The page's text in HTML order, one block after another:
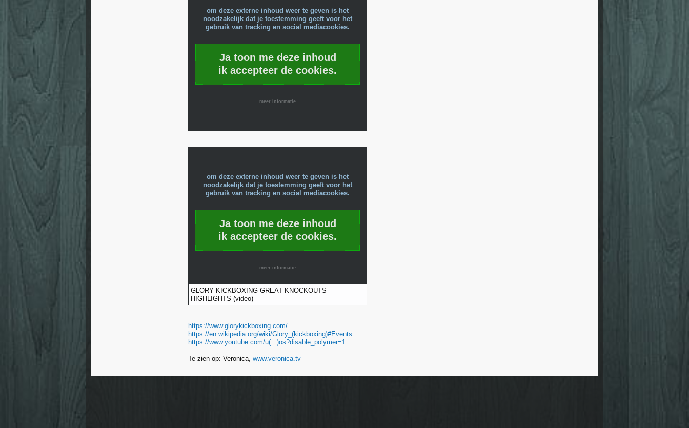
om deze externe inhoud weer te geven is het
noodzakelijk dat je toestemming geeft voor het
gebruik van tracking en social mediacookies.
Ja toon me deze inhoud
ik accepteer de cookies.
meer informatie
om deze externe inhoud weer te geven is het
noodzakelijk dat je toestemming geeft voor het
gebruik van tracking en social mediacookies.
Ja toon me deze inhoud
ik accepteer de cookies.
meer informatie
GLORY KICKBOXING GREAT KNOCKOUTS
HIGHLIGHTS (video)
https://www.glorykickboxing.com/
https://en.wikipedia.org/wiki/Glory_(kickboxing)#Events
https://www.youtube.com/u(...)os?disable_polymer=1
Te zien op: Veronica, www.veronica.tv